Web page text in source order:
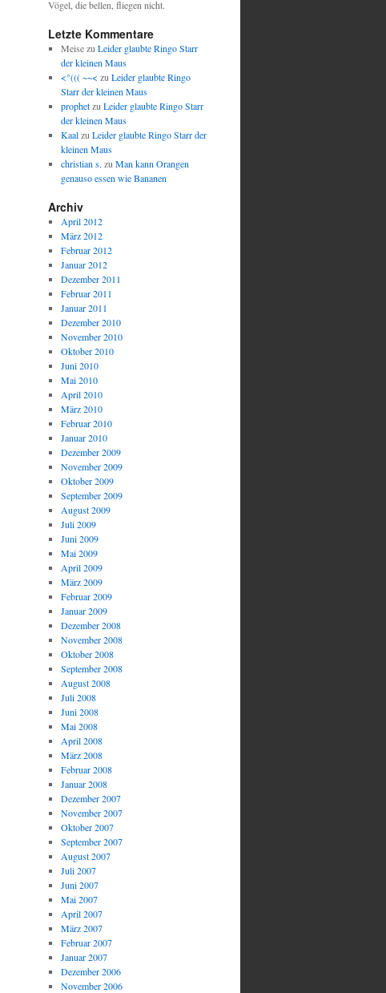
Vögel, die bellen, fliegen nicht.
Letzte Kommentare
Meisezu Leider glaubte Ringo Starr
der kleinen Maus
<°((( ~~< zu Leider glaubte Ringo
Starr der kleinen Maus
prophetzu Leider glaubte Ringo Starr
der kleinen Maus
Kaalzu Leider glaubte Ringo Starr der
kleinen Maus
christian s. zu Man kann Orangen
genauso essen wie Bananen
Archiv
April 2012
März 2012
Februar 2012
Januar 2012
Dezember 2011
Februar 2011
Januar 2011
Dezember 2010
November 2010
Oktober 2010
Juni 2010
Mai 2010
April 2010
März 2010
Februar 2010
Januar 2010
Dezember 2009
November 2009
Oktober 2009
September 2009
August 2009
Juli 2009
Juni 2009
Mai 2009
April 2009
März 2009
Februar 2009
Januar 2009
Dezember 2008
November 2008
Oktober 2008
September 2008
August 2008
Juli 2008
Juni 2008
Mai 2008
April 2008
März 2008
Februar 2008
Januar 2008
Dezember 2007
November 2007
Oktober 2007
September 2007
August 2007
Juli 2007
Juni 2007
Mai 2007
April 2007
März 2007
Februar 2007
Januar 2007
Dezember 2006
November 2006